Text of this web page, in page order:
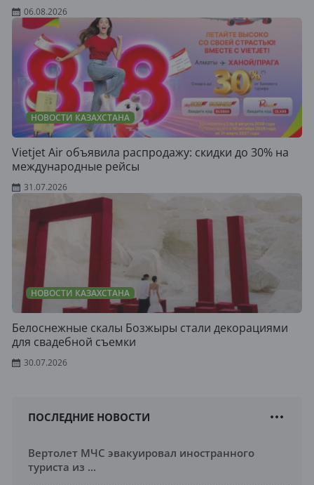
06.08.2026
НОВОСТИ КАЗАХСТАНА
Vietjet Air объявила распродажу: скидки до 30% на
международные рейсы
31.07.2026
НОВОСТИ КАЗАХСТАНА
Белоснежные скалы Бозжыры стали декорациями
для свадебной съемки
30.07.2026
ПОСЛЕДНИЕ НОВОСТИ
Вертолет МЧС эвакуировал иностранного
туриста из ...